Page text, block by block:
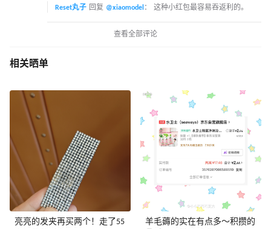
Reset丸子 回复 @xiaomodel ： 这种小红包最容易吞返利的。
查看全部评论
相关晒单
亮亮的发夹再买两个！走了55
羊毛薅的实在有点多～积攒的